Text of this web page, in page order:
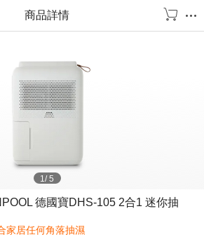
商品詳情
1/5
德國寶DHS-105 2合1 迷你抽
家居任何角落抽濕